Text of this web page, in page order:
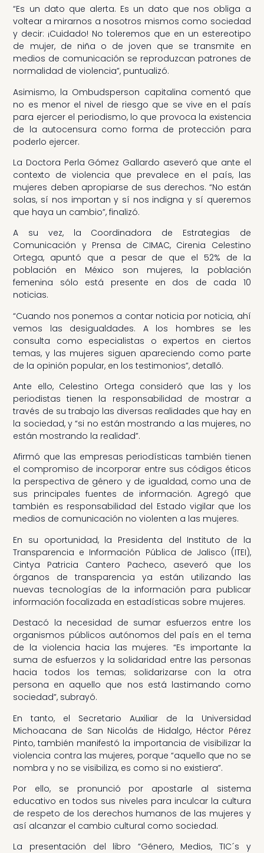
“Es un dato que alerta. Es un dato que nos obliga a
voltear a mirarnos a nosotros mismos como sociedad
y decir: ¡Cuidado! No toleremos que en un estereotipo
de mujer, de niña o de joven que se transmite en
medios de comunicación se reproduzcan patrones de
normalidad de violencia”, puntualizó.
Asimismo, la Ombudsperson capitalina comentó que
no es menor el nivel de riesgo que se vive en el país
para ejercer el periodismo, lo que provoca la existencia
de la autocensura como forma de protección para
poderlo ejercer.
La Doctora Perla Gómez Gallardo aseveró que ante el
contexto de violencia que prevalece en el país, las
mujeres deben apropiarse de sus derechos. “No están
solas, sí nos importan y sí nos indigna y sí queremos
que haya un cambio”, finalizó.
A su vez, la Coordinadora de Estrategias de
Comunicación y Prensa de CIMAC, Cirenia Celestino
Ortega, apuntó que a pesar de que el 52% de la
población en México son mujeres, la población
femenina sólo está presente en dos de cada 10
noticias.
“Cuando nos ponemos a contar noticia por noticia, ahí
vemos las desigualdades. A los hombres se les
consulta como especialistas o expertos en ciertos
temas, y las mujeres siguen apareciendo como parte
de la opinión popular, en los testimonios”, detalló.
Ante ello, Celestino Ortega consideró que las y los
periodistas tienen la responsabilidad de mostrar a
través de su trabajo las diversas realidades que hay en
la sociedad, y “si no están mostrando a las mujeres, no
están mostrando la realidad”.
Afirmó que las empresas periodísticas también tienen
el compromiso de incorporar entre sus códigos éticos
la perspectiva de género y de igualdad, como una de
sus principales fuentes de información. Agregó que
también es responsabilidad del Estado vigilar que los
medios de comunicación no violenten a las mujeres.
En su oportunidad, la Presidenta del Instituto de la
Transparencia e Información Pública de Jalisco (ITEI),
Cintya Patricia Cantero Pacheco, aseveró que los
órganos de transparencia ya están utilizando las
nuevas tecnologías de la información para publicar
información focalizada en estadísticas sobre mujeres.
Destacó la necesidad de sumar esfuerzos entre los
organismos públicos autónomos del país en el tema
de la violencia hacia las mujeres. “Es importante la
suma de esfuerzos y la solidaridad entre las personas
hacia todos los temas; solidarizarse con la otra
persona en aquello que nos está lastimando como
sociedad”, subrayó.
En tanto, el Secretario Auxiliar de la Universidad
Michoacana de San Nicolás de Hidalgo, Héctor Pérez
Pinto, también manifestó la importancia de visibilizar la
violencia contra las mujeres, porque “aquello que no se
nombra y no se visibiliza, es como si no existiera”.
Por ello, se pronunció por apostarle al sistema
educativo en todos sus niveles para inculcar la cultura
de respeto de los derechos humanos de las mujeres y
así alcanzar el cambio cultural como sociedad.
La presentación del libro “Género, Medios, TIC´s y